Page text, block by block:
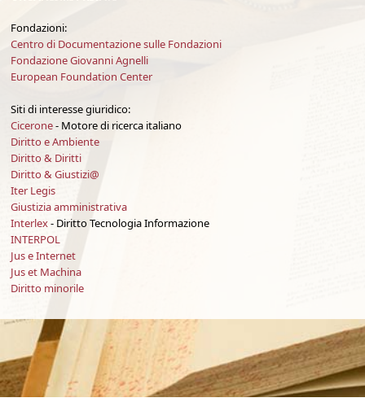
Fondazioni:
Centro di Documentazione sulle Fondazioni
Fondazione Giovanni Agnelli
European Foundation Center
Siti di interesse giuridico:
Cicerone- Motore di ricerca italiano
Diritto e Ambiente
Diritto & Diritti
Diritto & Giustizi@
Iter Legis
Giustizia amministrativa
Interlex- Diritto Tecnologia Informazione
INTERPOL
Jus e Internet
Jus et Machina
Diritto minorile